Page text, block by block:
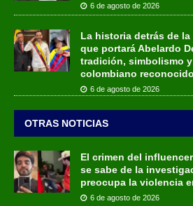
6 de agosto de 2026
La historia detrás de
que portará Abelardo
tradición, simbolismo
colombiano
6 de agosto de 2026
OTRAS NOTICIAS
El crimen del
se sabe de la
preocupa la violencia
6 de agosto de 2026